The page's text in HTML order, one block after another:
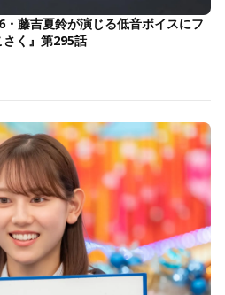
・藤吉夏鈴が演じる低音ボイスにフ
さく』第295話